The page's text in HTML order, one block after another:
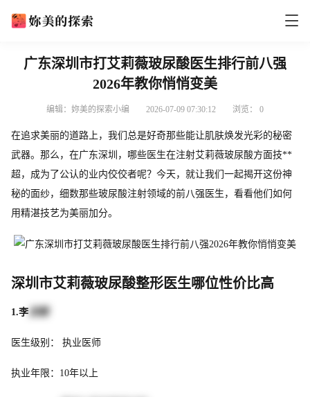
广东深圳市打艾莉薇玻尿酸医生排行前八强
2026年教你悄悄变美
编辑：妳美的探索小编 2026-07-09 07:30:12 浏览： 0
在追求美丽的道路上，我们总是好奇那些能让肌肤焕发光彩的秘密
武器。那么，在广东深圳，哪些医生在注射艾莉薇玻尿酸方面技**
超，成为了公认的业内佼佼者呢？今天，就让我们一起揭开这份神
秘的面纱，细数那些玻尿酸注射领域的前八强医生，看看他们如何
用精湛技艺为美丽加分。
深圳市艾莉薇玻尿酸整形医生哪位性价比高
1.李显耀
医生级别： 执业医师
执业年限：10年以上